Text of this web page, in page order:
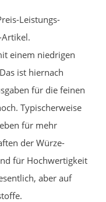
Leistungs-
einem niedrigen
ist hiernach
für die feinen
Typischerweise
für mehr
der Würze-
für Hochwertigkeit
aber auf